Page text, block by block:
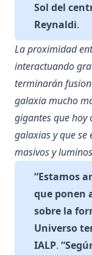
Sol del
Reynaldi.
La proximidad
interactuando
terminarán
galaxia mucho
gigantes que hoy
galaxias y que se
masivos y
“Estamos
que ponen
sobre la
Universo
IALP.